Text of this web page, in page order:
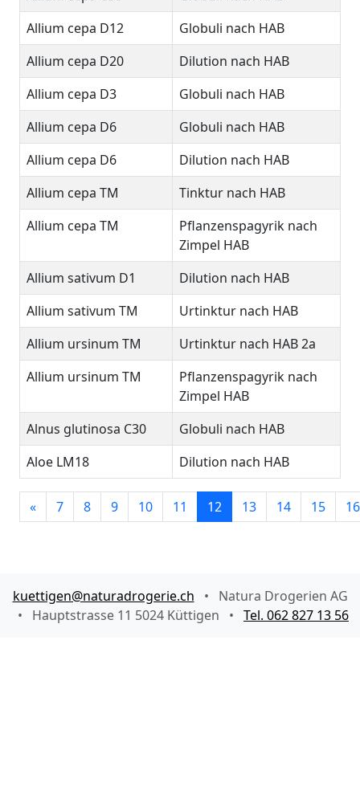
Allium cepa D12
Globuli nach HAB
Allium cepa D20
Dilution nach HAB
Allium cepa D3
Globuli nach HAB
Allium cepa D6
Globuli nach HAB
Allium cepa D6
Dilution nach HAB
Allium cepa TM
Tinktur nach HAB
Allium cepa TM
Pflanzenspagyrik nach
Zimpel HAB
Allium sativum D1
Dilution nach HAB
Allium sativum TM
Urtinktur nach HAB
Allium ursinum TM
Urtinktur nach HAB 2a
Allium ursinum TM
Pflanzenspagyrik nach
Zimpel HAB
Alnus glutinosa C30
Globuli nach HAB
Aloe LM18
Dilution nach HAB
« 7 8 9 10 11 12 13 14 15 16
kuettigen@naturadrogerie.ch •
Natura Drogerien AG
•
Hauptstrasse 11 5024 Küttigen • Tel. 062 827 13 56